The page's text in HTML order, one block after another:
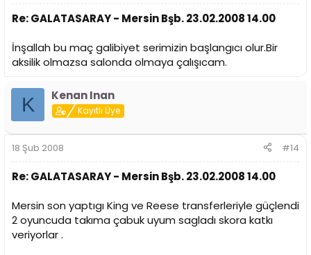
Re: GALATASARAY - Mersin Bşb. 23.02.2008 14.00
İnşallah bu maç galibiyet serimizin başlangıcı olur.Bir
aksilik olmazsa salonda olmaya çalışıcam.
K Kenan Inan
Kayıtlı Üye
18 Şub 2008 #14
Re: GALATASARAY - Mersin Bşb. 23.02.2008 14.00
Mersin son yaptıgı King ve Reese transferleriyle güçlendi
2 oyuncuda takıma çabuk uyum sagladı skora katkı
veriyorlar .